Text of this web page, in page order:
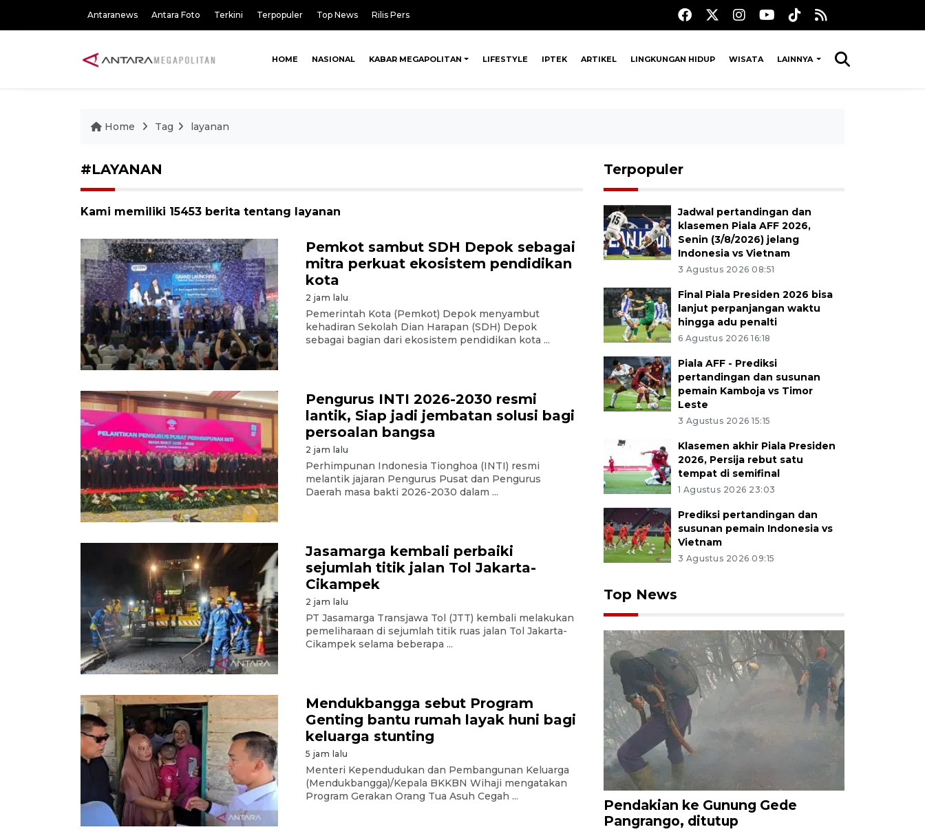
Antaranews Antara Foto Terkini Terpopuler Top News Rilis Pers
HOME NASIONAL KABAR MEGAPOLITAN LIFESTYLE IPTEK ARTIKEL LINGKUNGAN HIDUP WISATA LAINNYA
Home Tag layanan
#LAYANAN
Kami memiliki 15453 berita tentang layanan
Pemkot sambut SDH Depok sebagai
mitra perkuat ekosistem pendidikan
kota
2 jam lalu
Pemerintah Kota (Pemkot) Depok menyambut
kehadiran Sekolah Dian Harapan (SDH) Depok
sebagai bagian dari ekosistem pendidikan kota ...
Pengurus INTI 2026-2030 resmi
lantik, Siap jadi jembatan solusi bagi
persoalan bangsa
2 jam lalu
Perhimpunan Indonesia Tionghoa (INTI) resmi
melantik jajaran Pengurus Pusat dan Pengurus
Daerah masa bakti 2026-2030 dalam ...
Jasamarga kembali perbaiki
sejumlah titik jalan Tol Jakarta-
Cikampek
2 jam lalu
PT Jasamarga Transjawa Tol (JTT) kembali melakukan
pemeliharaan di sejumlah titik ruas jalan Tol Jakarta-
Cikampek selama beberapa ...
Mendukbangga sebut Program
Genting bantu rumah layak huni bagi
keluarga stunting
5 jam lalu
Menteri Kependudukan dan Pembangunan Keluarga
(Mendukbangga)/Kepala BKKBN Wihaji mengatakan
Program Gerakan Orang Tua Asuh Cegah ...
Terpopuler
Jadwal pertandingan dan
klasemen Piala AFF 2026,
Senin (3/8/2026) jelang
Indonesia vs Vietnam
3 Agustus 2026 08:51
Final Piala Presiden 2026 bisa
lanjut perpanjangan waktu
hingga adu penalti
6 Agustus 2026 16:18
Piala AFF - Prediksi
pertandingan dan susunan
pemain Kamboja vs Timor
Leste
3 Agustus 2026 15:15
Klasemen akhir Piala Presiden
2026, Persija rebut satu
tempat di semifinal
1 Agustus 2026 23:03
Prediksi pertandingan dan
susunan pemain Indonesia vs
Vietnam
3 Agustus 2026 09:15
Top News
Pendakian ke Gunung Gede
Pangrango, ditutup